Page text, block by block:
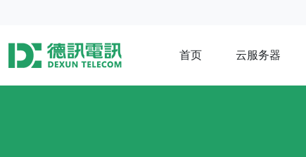
首页 云服务器